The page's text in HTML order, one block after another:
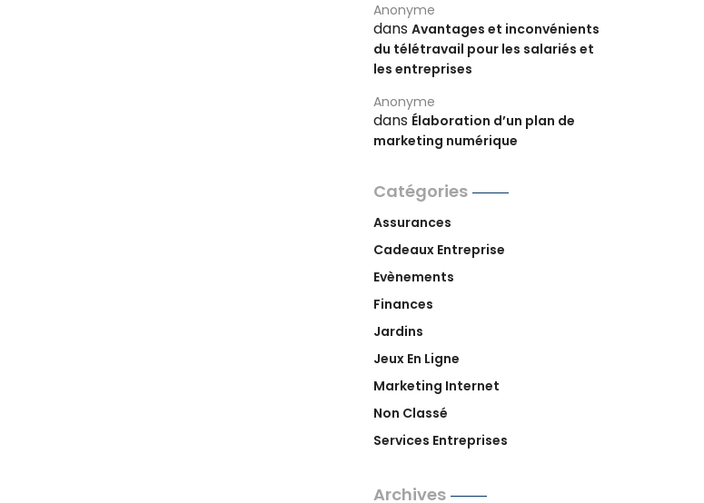
Anonyme
dans Avantages et inconvénients
du télétravail pour les salariés et
les entreprises
Anonyme
dans Élaboration d’un plan de
marketing numérique
Catégories
Assurances
Cadeaux Entreprise
Evènements
Finances
Jardins
Jeux En Ligne
Marketing Internet
Non Classé
Services Entreprises
Archives